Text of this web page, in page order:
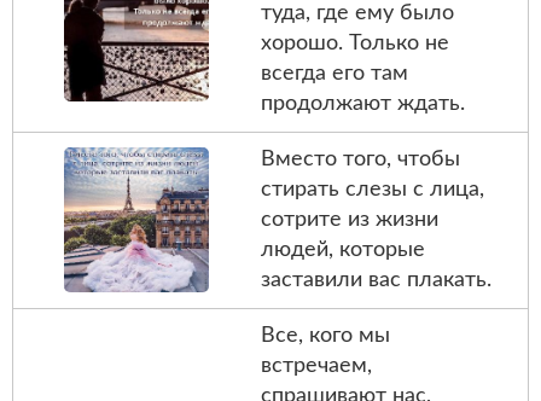
туда, где ему было
хорошо. Только не
всегда его там
продолжают ждать.
Вместо того, чтобы
стирать слезы с лица,
сотрите из жизни
людей, которые
заставили вас плакать.
Все, кого мы
встречаем,
спрашивают нас,